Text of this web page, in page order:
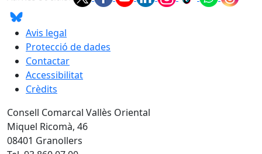
Avis legal
Protecció de dades
Contactar
Accessibilitat
Crèdits
Consell Comarcal Vallès Oriental
Miquel Ricomà, 46
08401 Granollers